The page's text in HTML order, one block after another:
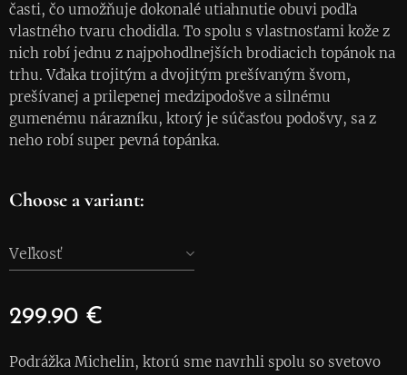
časti, čo umožňuje dokonalé utiahnutie obuvi podľa
vlastného tvaru chodidla. To spolu s vlastnosťami kože z
nich robí jednu z najpohodlnejších brodiacich topánok na
trhu. Vďaka trojitým a dvojitým prešívaným švom,
prešívanej a prilepenej medzipodošve a silnému
gumenému nárazníku, ktorý je súčasťou podošvy, sa z
neho robí super pevná topánka.
Choose a variant:
Veľkosť
299.90 €
Podrážka Michelin, ktorú sme navrhli spolu so svetovo